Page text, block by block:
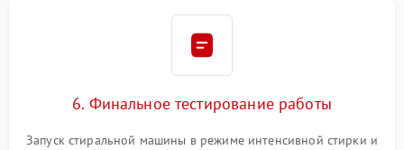
6. Финальное тестирование работы
Запуск стиральной машины в режиме интенсивной стирки и